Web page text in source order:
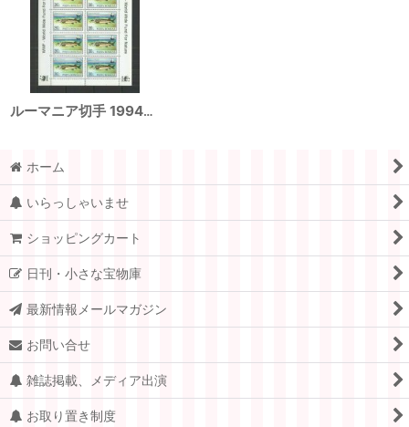
ルーマニア切手 1994年 WWF 魚 ロシアチョウザメ シート
ホーム
いらっしゃいませ
ショッピングカート
日刊・小さな宝物庫
最新情報メールマガジン
お問い合せ
雑誌掲載、メディア出演
お取り置き制度